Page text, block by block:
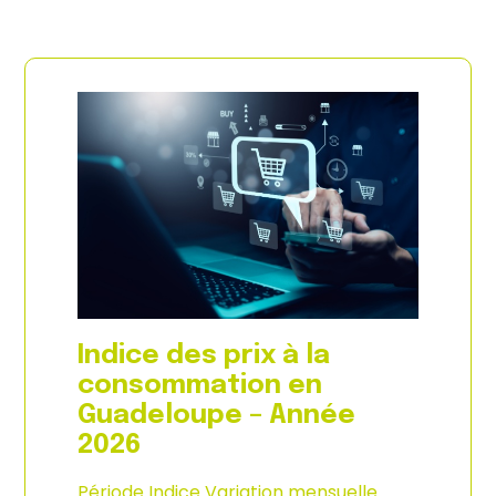
Indice des prix à la
consommation en
Guadeloupe – Année
2026